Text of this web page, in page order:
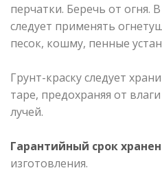
перчатки. Беречь от огня.
следует применять
песок, кошму, пенные
Грунт-краску следует
таре, предохраняя от
лучей.
Гарантийный срок
изготовления.